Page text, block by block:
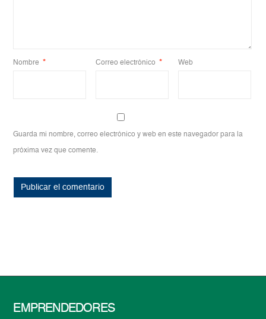
Nombre * Correo electrónico * Web
Guarda mi nombre, correo electrónico y web en este navegador para la
próxima vez que comente.
EMPRENDEDORES